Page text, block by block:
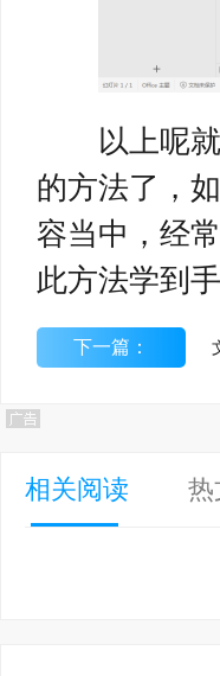
以上呢就
的方法了，
容当中，经
此方法学到
下一篇：
相关阅读 热